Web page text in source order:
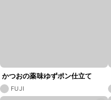
かつおの薬味ゆずポン仕立て
FUJI